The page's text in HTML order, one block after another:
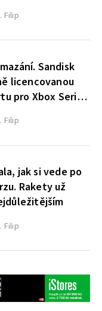
Filip
Sandisk
licencovanou
pro Xbox Series
Filip
jak si vede po
Rakety už
Filip